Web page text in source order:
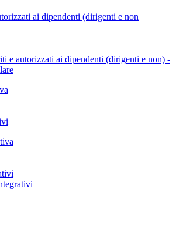
ai dipendenti (dirigenti e non
e autorizzati ai dipendenti (dirigenti e non) -